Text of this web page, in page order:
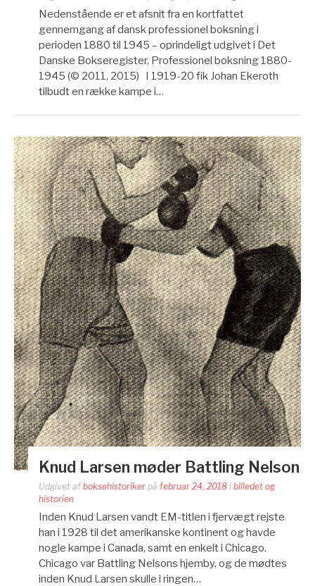
Nedenstående er et afsnit fra en kortfattet
gennemgang af dansk professionel boksning i
perioden 1880 til 1945 – oprindeligt udgivet i Det
Danske Bokseregister, Professionel boksning 1880-
1945 (© 2011, 2015) I 1919-20 fik Johan Ekeroth
tilbudt en række kampe i…
Knud Larsen møder Battling Nelson
Udgivet af boksehistoriker på februar 24, 2018 i billedet og
historien
Inden Knud Larsen vandt EM-titlen i fjervægt rejste
han i 1928 til det amerikanske kontinent og havde
nogle kampe i Canada, samt en enkelt i Chicago.
Chicago var Battling Nelsons hjemby, og de mødtes
inden Knud Larsen skulle i ringen…